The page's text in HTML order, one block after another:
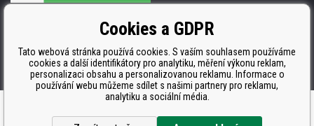
ISO 9001. ISO 14001 a STMC.
WWW stránkydodalBINARGON.cz
Cookies a GDPR
Tato webová stránka používá cookies. S vaším souhlasem používáme
cookies a další identifikátory pro analytiku, měření výkonu reklam,
personalizaci obsahu a personalizovanou reklamu. Informace o
používání webu můžeme sdílet s našimi partnery pro reklamu,
analytiku a sociální média.